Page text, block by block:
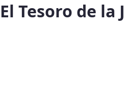
El Tesoro de la